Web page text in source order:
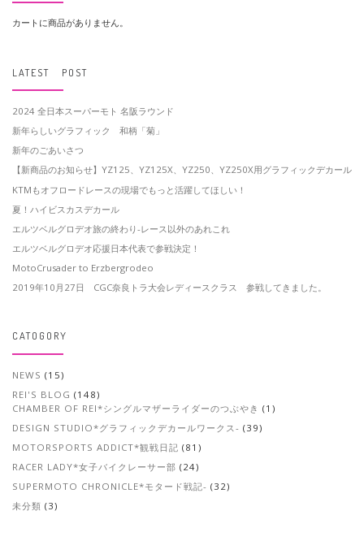
カートに商品がありません。
LATEST POST
2024 全日本スーパーモト 名阪ラウンド
新年らしいグラフィック 和柄「菊」
新年のごあいさつ
【新商品のお知らせ】YZ125、YZ125X、YZ250、YZ250X用グラフィックデカール
KTMもオフロードレースの現場でもっと活躍してほしい！
夏！ハイビスカスデカール
エルツベルグロデオ旅の終わり-レース以外のあれこれ
エルツベルグロデオ応援日本代表で参戦決定！
MotoCrusader to Erzbergrodeo
2019年10月27日 CGC奈良トラ大会レディースクラス 参戦してきました。
CATOGORY
NEWS (15)
REI'S BLOG (148)
CHAMBER OF REI*シングルマザーライダーのつぶやき (1)
DESIGN STUDIO*グラフィックデカールワークス- (39)
MOTORSPORTS ADDICT*観戦日記 (81)
RACER LADY*女子バイクレーサー部 (24)
SUPERMOTO CHRONICLE*モタード戦記- (32)
未分類 (3)